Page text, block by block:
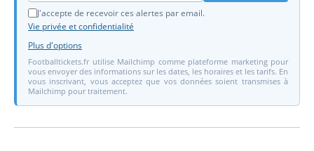
J'accepte de recevoir ces alertes par email.
Vie privée et confidentialité
Plus d'options
Footballtickets.fr utilise Mailchimp comme plateforme marketing pour
vous envoyer des informations sur les dates, les horaires et les tarifs. En
vous inscrivant, vous acceptez que vos données soient transmises à
Mailchimp pour traitement.